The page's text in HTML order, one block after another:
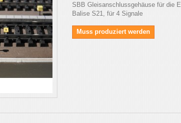
SBB Gleisanschlussgehäuse für die
Balise S21, für 4 Signale
Muss produziert werden